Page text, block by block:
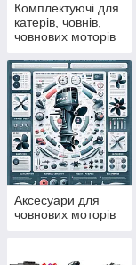
Комплектуючі для
катерів, човнів,
човнових моторів
Аксесуари для
човнових моторів